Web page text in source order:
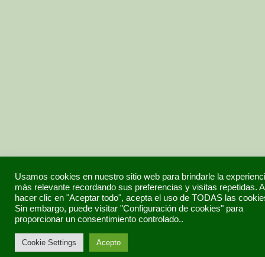
Usamos cookies en nuestro sitio web para brindarle la
más relevante recordando sus preferencias y visitas repetidas.
hacer clic en "Aceptar todo", acepta el uso de TODAS las
Sin embargo, puede visitar "Configuración de cookies" para
proporcionar un consentimiento controlado..
Cookie Settings Acepto